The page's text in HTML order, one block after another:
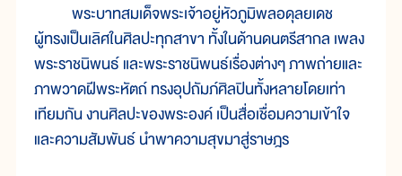
พระบาทสมเด็จพระเจ้าอยู่หัวภูมิพลอดุลยเดช
ผู้ทรงเป็นเลิศในศิลปะทุกสาขา ทั้งในด้านดนตรีสากล เพลง
พระราชนิพนธ์ และพระราชนิพนธ์เรื่องต่างๆ ภาพถ่ายและ
ภาพวาดฝีพระหัตถ์ ทรงอุปถัมภ์ศิลปินทั้งหลายโดยเท่า
เทียมกัน งานศิลปะของพระองค์ เป็นสื่อเชื่อมความเข้าใจ
และความสัมพันธ์ นำพาความสุขมาสู่ราษฎร